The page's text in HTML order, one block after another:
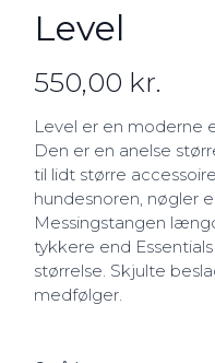
Level
550,00 kr.
Level er en moderne
Den er en anelse
til lidt større
hundesnoren, nøgler
Messingstangen
tykkere end
størrelse. Skjulte
medfølger.